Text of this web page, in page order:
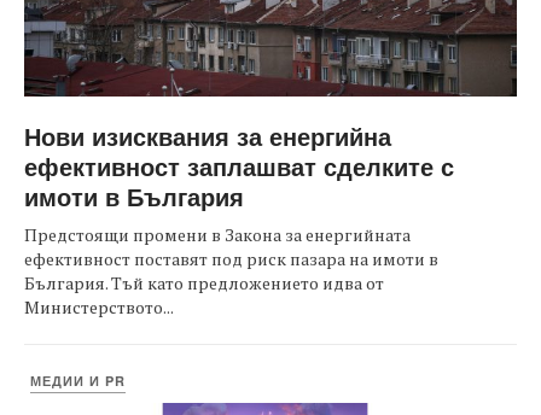
Нови изисквания за енергийна
ефективност заплашват сделките с
имоти в България
Предстоящи промени в Закона за енергийната
ефективност поставят под риск пазара на имоти в
България. Тъй като предложението идва от
Министерството...
МЕДИИ И PR